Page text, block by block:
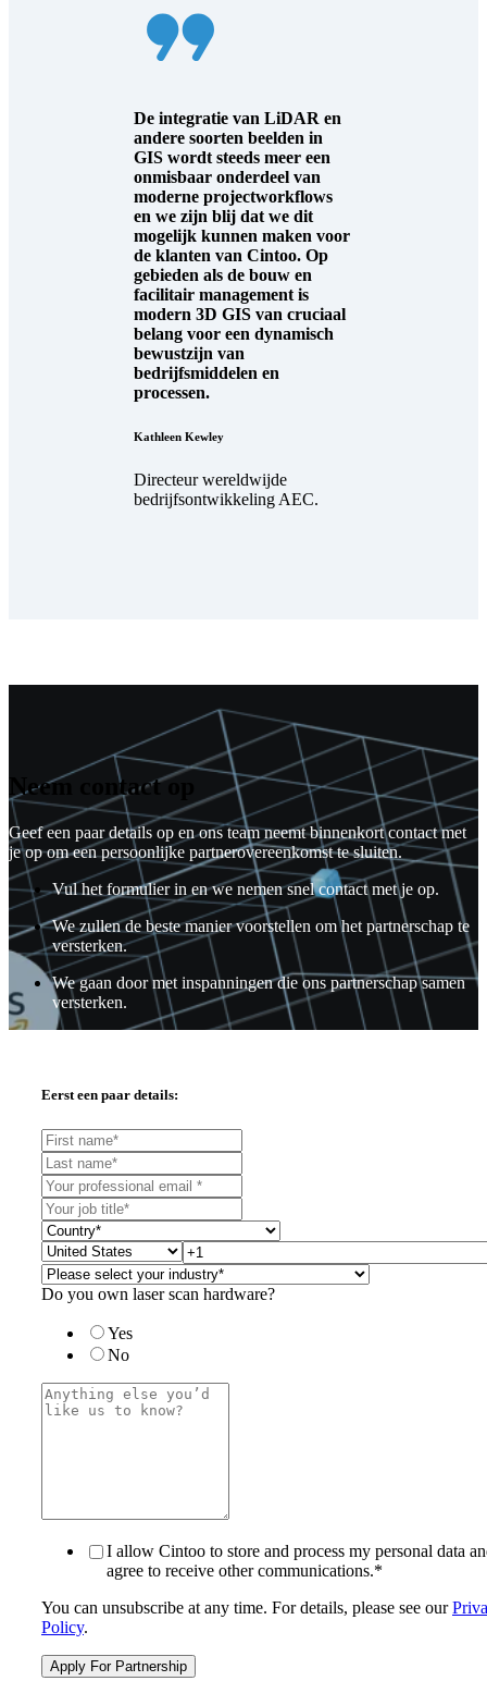
De integratie van LiDAR en
andere soorten beelden in
GIS wordt steeds meer een
onmisbaar onderdeel van
moderne projectworkflows
en we zijn blij dat we dit
mogelijk kunnen maken voor
de klanten van Cintoo. Op
gebieden als de bouw en
facilitair management is
modern 3D GIS van cruciaal
belang voor een dynamisch
bewustzijn van
bedrijfsmiddelen en
processen.
Kathleen Kewley
Directeur wereldwijde
bedrijfsontwikkeling AEC.
Neem contact op
Geef een paar details op en ons team neemt binnenkort contact met
je op om een persoonlijke partnerovereenkomst te sluiten.
Vul het formulier in en we nemen snel contact met je op.
We zullen de beste manier voorstellen om het partnerschap te
versterken.
We gaan door met inspanningen die ons partnerschap samen
versterken.
Eerst een paar details:
Do you own laser scan hardware?
Yes
No
I allow Cintoo to store and process my personal data
agree to receive other communications.*
You can unsubscribe at any time. For details, please see our
Policy.